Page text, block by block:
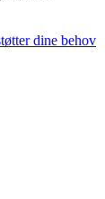
dine behov